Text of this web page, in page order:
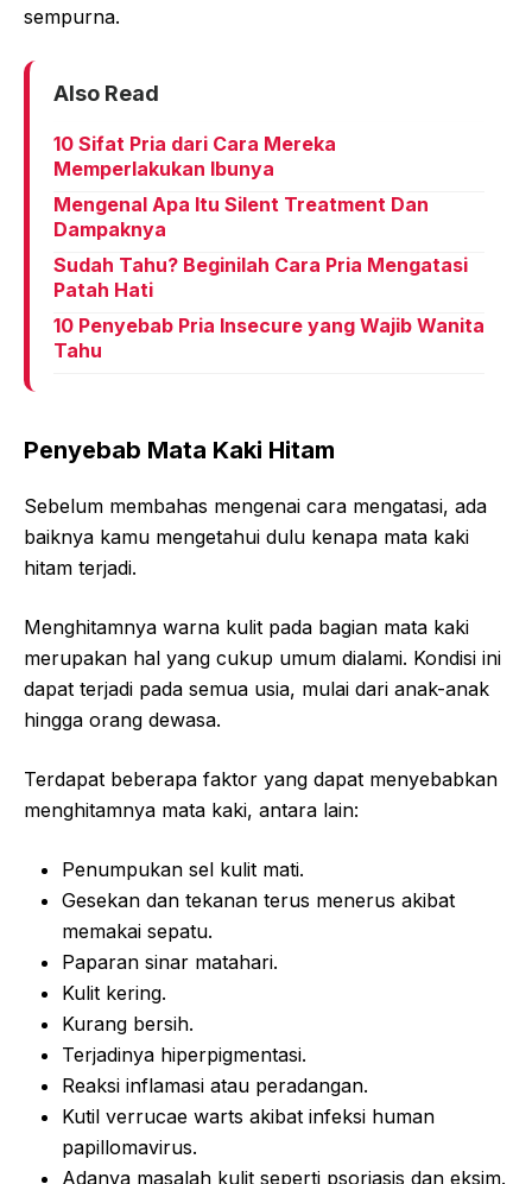
sempurna.
Also Read
10 Sifat Pria dari Cara Mereka
Memperlakukan Ibunya
Mengenal Apa Itu Silent Treatment Dan
Dampaknya
Sudah Tahu? Beginilah Cara Pria Mengatasi
Patah Hati
10 Penyebab Pria Insecure yang Wajib Wanita
Tahu
Penyebab Mata Kaki Hitam
Sebelum membahas mengenai cara mengatasi, ada
baiknya kamu mengetahui dulu kenapa mata kaki
hitam terjadi.
Menghitamnya warna kulit pada bagian mata kaki
merupakan hal yang cukup umum dialami. Kondisi ini
dapat terjadi pada semua usia, mulai dari anak-anak
hingga orang dewasa.
Terdapat beberapa faktor yang dapat menyebabkan
menghitamnya mata kaki, antara lain:
Penumpukan sel kulit mati.
Gesekan dan tekanan terus menerus akibat
memakai sepatu.
Paparan sinar matahari.
Kulit kering.
Kurang bersih.
Terjadinya hiperpigmentasi.
Reaksi inflamasi atau peradangan.
Kutil verrucae warts akibat infeksi human
papillomavirus.
Adanya masalah kulit seperti psoriasis dan eksim.